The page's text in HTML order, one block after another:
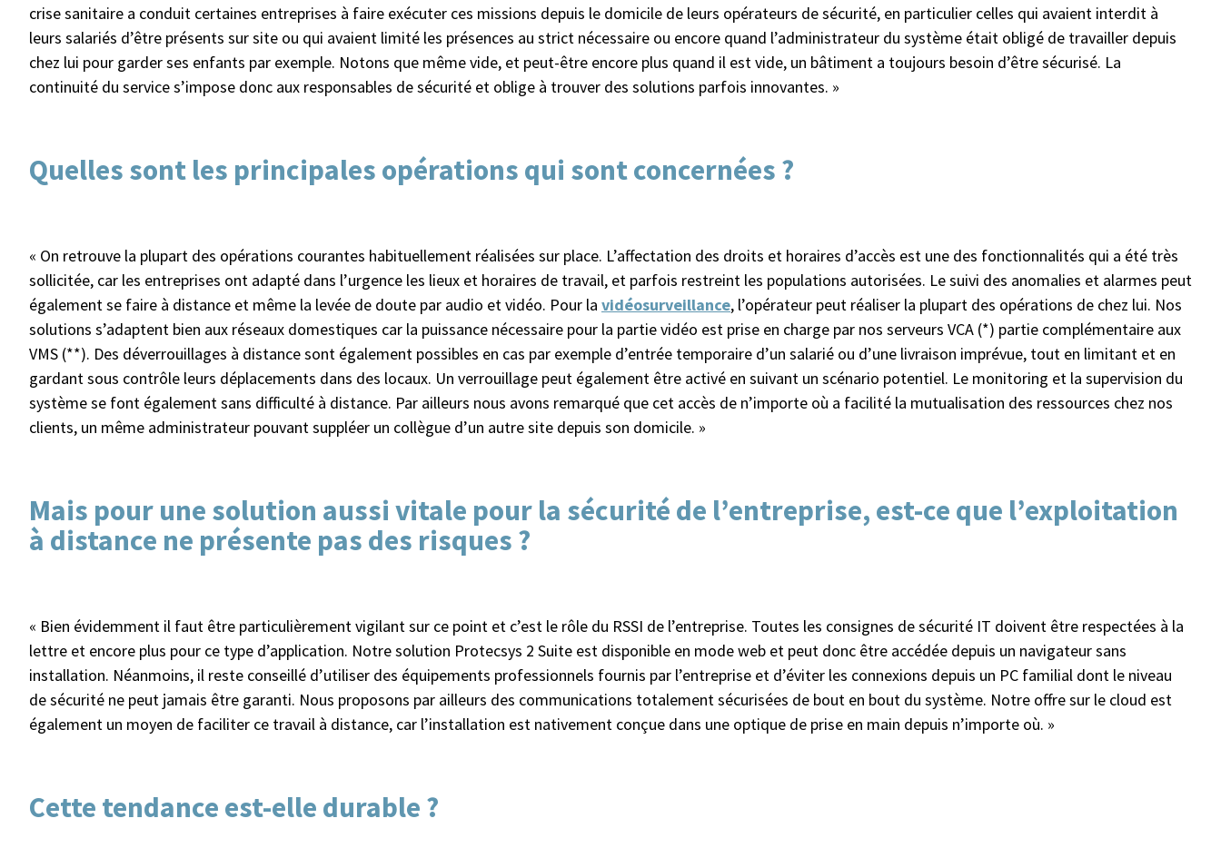
crise sanitaire a conduit certaines entreprises à faire exécuter ces missions depuis le domicile de leurs opérateurs de sécurité, en particulier celles qui avaient interdit à
leurs salariés d’être présents sur site ou qui avaient limité les présences au strict nécessaire ou encore quand l’administrateur du système était obligé de travailler depuis
chez lui pour garder ses enfants par exemple. Notons que même vide, et peut-être encore plus quand il est vide, un bâtiment a toujours besoin d’être sécurisé. La
continuité du service s’impose donc aux responsables de sécurité et oblige à trouver des solutions parfois innovantes. »
Quelles sont les principales opérations qui sont concernées ?
« On retrouve la plupart des opérations courantes habituellement réalisées sur place. L’affectation des droits et horaires d’accès est une des fonctionnalités qui a été très
sollicitée, car les entreprises ont adapté dans l’urgence les lieux et horaires de travail, et parfois restreint les populations autorisées. Le suivi des anomalies et alarmes peut
également se faire à distance et même la levée de doute par audio et vidéo. Pour la vidéosurveillance, l’opérateur peut réaliser la plupart des opérations de chez lui. Nos
solutions s’adaptent bien aux réseaux domestiques car la puissance nécessaire pour la partie vidéo est prise en charge par nos serveurs VCA (*) partie complémentaire aux
VMS (**). Des déverrouillages à distance sont également possibles en cas par exemple d’entrée temporaire d’un salarié ou d’une livraison imprévue, tout en limitant et en
gardant sous contrôle leurs déplacements dans des locaux. Un verrouillage peut également être activé en suivant un scénario potentiel. Le monitoring et la supervision du
système se font également sans difficulté à distance. Par ailleurs nous avons remarqué que cet accès de n’importe où a facilité la mutualisation des ressources chez nos
clients, un même administrateur pouvant suppléer un collègue d’un autre site depuis son domicile. »
Mais pour une solution aussi vitale pour la sécurité de l’entreprise, est-ce que l’exploitation
à distance ne présente pas des risques ?
« Bien évidemment il faut être particulièrement vigilant sur ce point et c’est le rôle du RSSI de l’entreprise. Toutes les consignes de sécurité IT doivent être respectées à la
lettre et encore plus pour ce type d’application. Notre solution Protecsys 2 Suite est disponible en mode web et peut donc être accédée depuis un navigateur sans
installation. Néanmoins, il reste conseillé d’utiliser des équipements professionnels fournis par l’entreprise et d’éviter les connexions depuis un PC familial dont le niveau
de sécurité ne peut jamais être garanti. Nous proposons par ailleurs des communications totalement sécurisées de bout en bout du système. Notre offre sur le cloud est
également un moyen de faciliter ce travail à distance, car l’installation est nativement conçue dans une optique de prise en main depuis n’importe où. »
Cette tendance est-elle durable ?